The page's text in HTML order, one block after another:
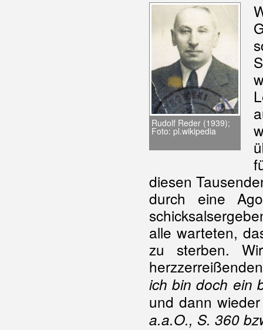
Rudolf Reder (1939);
Foto: pl.wikipedia
diesen
durch eine
alle warteten,
zu sterben.
ich bin doch ein
und dann
a.a.O., S. 360